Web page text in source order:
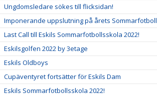
Ungdomsledare sökes till flicksidan!
Imponerande uppslutning på årets Sommarfotboll
Last Call till Eskils Sommarfotbollsskola 2022!
Eskilsgolfen 2022 by 3etage
Eskils Oldboys
Cupäventyret fortsätter för Eskils Dam
Eskils Sommarfotbollsskola 2022!